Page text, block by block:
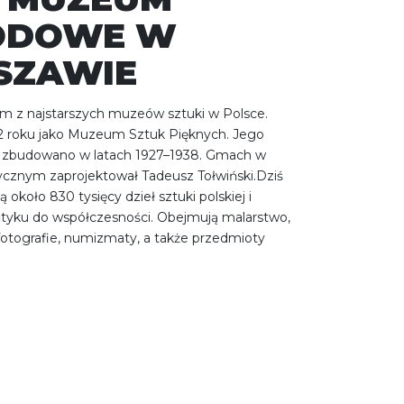
W
z najstarszych muzeów sztuki w Polsce.
roku jako Muzeum Sztuk Pięknych. Jego
w latach 1927–1938. Gmach w
zaprojektował Tadeusz Tołwiński.Dziś
około 830 tysięcy dzieł sztuki polskiej i
do współczesności. Obejmują malarstwo,
numizmaty, a także przedmioty